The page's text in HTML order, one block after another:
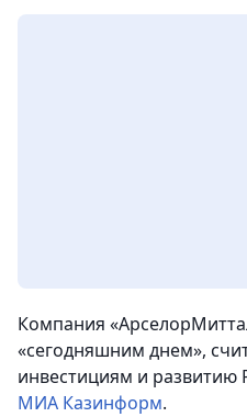
Компания
«сегодняшним днем»,
инвестициям и развитию
МИА Казинформ.